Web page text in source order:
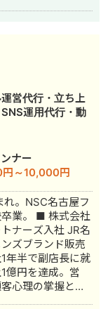
7名）にインター
獲得に向けた自
告運用・LP制
ル運用・メール
担当。 2022年3
数学科卒。 2022
社勤務。人材
担当。 2024年11
かして独立し、
設立。 ホームペ
■実績
運用 ・出張買取
など、好調
・StockSun営業
ルくん」、
告運用を担当。
手企業のWebマ
わり、Web広告
費用対効果を
営代行・立ち上
運用代行・動
ナー
～10,000円
。NSC名古屋フ
式会社
ーズ入社 JR名
ズブランド販売
年半で副店長に就
億円を達成。営
心理の掌握と売